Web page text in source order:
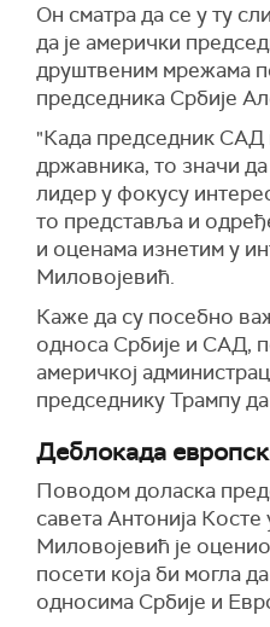
Он сматра да се у ту
да је амерички
друштвеним мрежама
председника Србије
"Када председник САД
државника, то значи
лидер у фокусу
то представља и
и оценама изнетим у
Миловојевић.
Каже да су посебно
односа Србије и САД,
америчкој
председнику Трампу
Деблокада
Поводом доласка
савета Антонија Косте
Миловојевић је
посети која би могла
односима Србије и